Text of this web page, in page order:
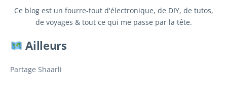
Ce blog est un fourre-tout d'électronique, de DIY, de tutos,
de voyages & tout ce qui me passe par la tête.
Ailleurs
Partage Shaarli